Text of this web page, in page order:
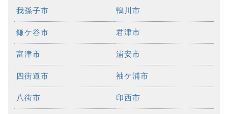
我孫子市 鴨川市
鎌ケ谷市 君津市
富津市 浦安市
四街道市 袖ケ浦市
八街市 印西市